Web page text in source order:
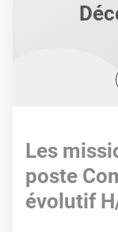
Les
poste
évolutif